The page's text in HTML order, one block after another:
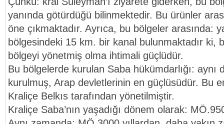
yanında götürdüğü bilinmektedir. Bu ürünler
öne çıkmaktadır. Ayrıca, bu bölgeler arasında:
bölgesindeki 15 km. bir kanal bulunmaktadır ki,
bölgeyi yönetmiş olma ihtimali güçlüdür.
Bu bölgelerde kurulan Saba hükümdarlığı: aynı
kurulmuş, Arap devletlerinin en güçlüsüdür. Bu
Kraliçe Belkıs tarafından yönetilmiştir.
Kraliçe Saba’nın yaşadığı dönem olarak: